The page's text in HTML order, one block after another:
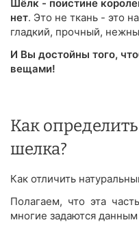
Шёлк - поистине
нет. Это не ткань - это
гладкий, прочный,
И Вы достойны того,
вещами!
Как
шелка?
Как отличить
Полагаем, что эта
многие задаются